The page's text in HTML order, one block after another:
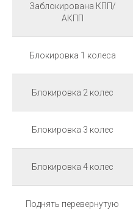
Заблокирована КПП/
АКПП
Блокировка 1 колеса
Блокировка 2 колес
Блокировка 3 колес
Блокировка 4 колес
Поднять перевернутую